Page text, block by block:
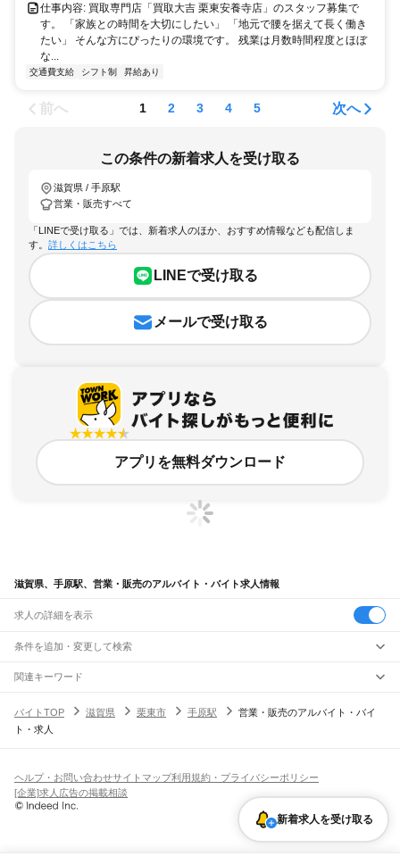
仕事内容: 買取専門店「買取大吉 栗東安養寺店」のスタッフ募集で
す。 「家族との時間を大切にしたい」 「地元で腰を据えて長く働き
たい」 そんな方にぴったりの環境です。 残業は月数時間程度とほぼ
な...
交通費支給 シフト制 昇給あり
前へ 1 2 3 4 5 次へ
この条件の新着求人を受け取る
滋賀県 / 手原駅
営業・販売すべて
「LINEで受け取る」では、新着求人のほか、おすすめ情報なども配信しま
す。 詳しくはこちら
LINEで受け取る
メールで受け取る
アプリを無料ダウンロード
滋賀県、手原駅、営業・販売のアルバイト・バイト求人情報
求人の詳細を表示
条件を追加・変更して検索
市区町村を追加・変更
滋賀県すべて
大津市
駅を追加・変更
JR東海道本線(岐阜～美濃赤坂・米原)
柏原駅近江長岡駅醒ケ井駅
甲西駅石部駅
職種を追加・変更
飲食・フードサービスすべて
ホールスタッフキッチンスタッフ
パン屋（ベーカリー）
バー（BAR）・バーテンダー
飲食店（店長・マネージャー）
人気
日払いOK高校生歓迎 髪型・髪色自由
留学生・外国人活躍中
雇用形態を追加・変更
関連キーワード
バイトTOP
滋賀県 栗東市 手原駅
営業・販売のアルバイト・バイ
ト・求人
新着求人を受け取る
ヘルプ・お問い合わせサイトマップ利用規約・プライバシーポリシー
[企業]求人広告の掲載相談